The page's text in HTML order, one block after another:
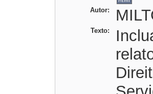
Autor:
Texto: